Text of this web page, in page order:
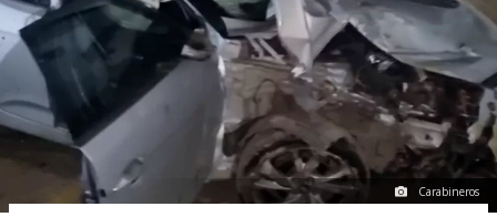
Carabineros